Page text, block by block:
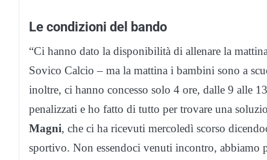
Le condizioni del bando
“Ci hanno dato la disponibilità di allenare la
Sovico Calcio – ma la mattina i bambini sono a
inoltre, ci hanno concesso solo 4 ore, dalle 9 alle
penalizzati e ho fatto di tutto per trovare una
Magni, che ci ha ricevuti mercoledì scorso
sportivo. Non essendoci venuti incontro, abbiamo